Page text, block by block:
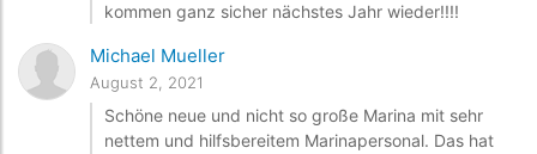
kommen ganz sicher nächstes Jahr wieder!!!!
Michael Mueller
August 2, 2021
Schöne neue und nicht so große Marina mit sehr
nettem und hilfsbereitem Marinapersonal. Das hat